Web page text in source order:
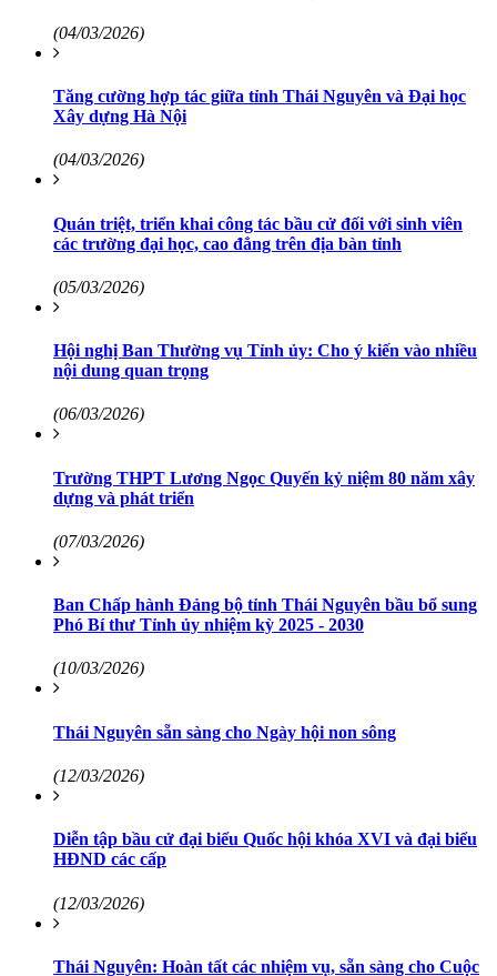
(04/03/2026)
Tăng cường hợp tác giữa tỉnh Thái Nguyên và Đại học
Xây dựng Hà Nội
(04/03/2026)
Quán triệt, triển khai công tác bầu cử đối với sinh viên
các trường đại học, cao đẳng trên địa bàn tỉnh
(05/03/2026)
Hội nghị Ban Thường vụ Tỉnh ủy: Cho ý kiến vào nhiều
nội dung quan trọng
(06/03/2026)
Trường THPT Lương Ngọc Quyến kỷ niệm 80 năm xây
dựng và phát triển
(07/03/2026)
Ban Chấp hành Đảng bộ tỉnh Thái Nguyên bầu bổ sung
Phó Bí thư Tỉnh ủy nhiệm kỳ 2025 - 2030
(10/03/2026)
Thái Nguyên sẵn sàng cho Ngày hội non sông
(12/03/2026)
Diễn tập bầu cử đại biểu Quốc hội khóa XVI và đại biểu
HĐND các cấp
(12/03/2026)
Thái Nguyên: Hoàn tất các nhiệm vụ, sẵn sàng cho Cuộc